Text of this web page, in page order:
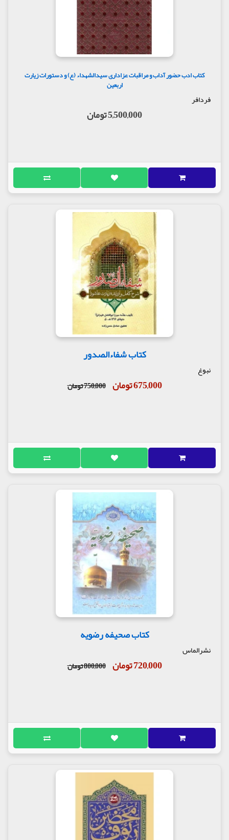
جدای از نمازهای واجب و مستحب در کنار مزار مطهر هر
یک از این معصومان، سفارش شده است دو رکعت نماز
زیارت» را به روح مطهر آن معصوم هدیه کنیم این نماز را
باید پس از انجام زیارت و قرائت زیارت نامه ها و ادعیه
قسمت بالای سر خوانده شود. همچنین نیکوست پس از
نماز زایر حاجات خود را از خداوند طلب نماید.
برای نماز زیارت میتوان دو رکعت نماز مانند نماز صبح به
جای آورد که بهتر است در رکعت اول سوره یاسین» و در
کتاب ادب حضور آداب و مراقبات عزاداری سیدالشهداء (ع) و دستورات زیارت
اربعین
فردافر
5,500,000 تومان
کتاب شفاءالصدور
نبوغ
675,000 تومان 750,000 تومان
کتاب صحیفه رضویه
نشرالماس
720,000 تومان 800,000 تومان